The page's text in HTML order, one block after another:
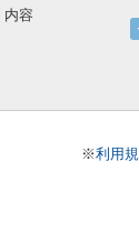
内容
※利用